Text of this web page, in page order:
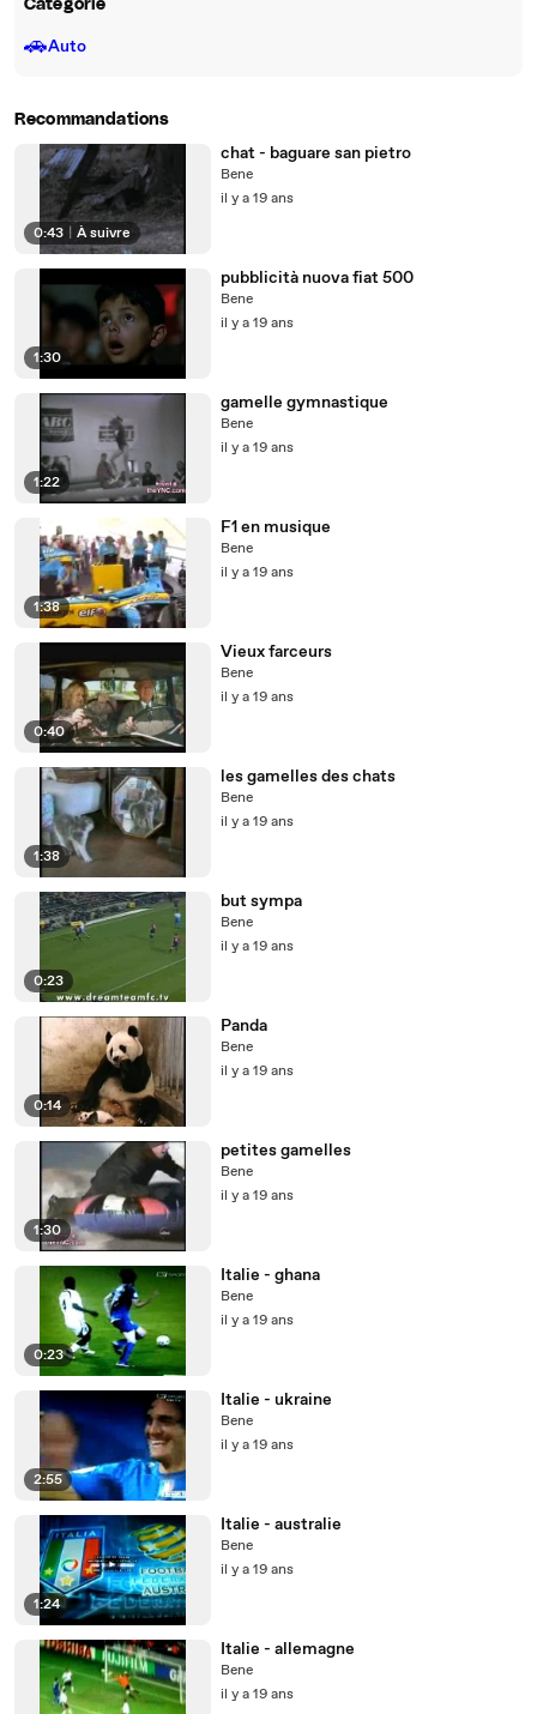
Catégorie
🚗Auto
Recommandations
0:43 À suivre
chat - baguare san pietro
Bene
il y a 19 ans
1:30
pubblicità nuova fiat 500
Bene
il y a 19 ans
1:22
gamelle gymnastique
Bene
il y a 19 ans
1:38
F1 en musique
Bene
il y a 19 ans
0:40
Vieux farceurs
Bene
il y a 19 ans
1:38
les gamelles des chats
Bene
il y a 19 ans
0:23
but sympa
Bene
il y a 19 ans
0:14
Panda
Bene
il y a 19 ans
1:30
petites gamelles
Bene
il y a 19 ans
0:23
Italie - ghana
Bene
il y a 19 ans
2:55
Italie - ukraine
Bene
il y a 19 ans
1:24
Italie - australie
Bene
il y a 19 ans
Italie - allemagne
Bene
il y a 19 ans